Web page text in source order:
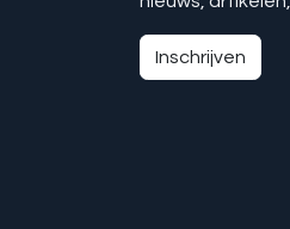
Inschrijven